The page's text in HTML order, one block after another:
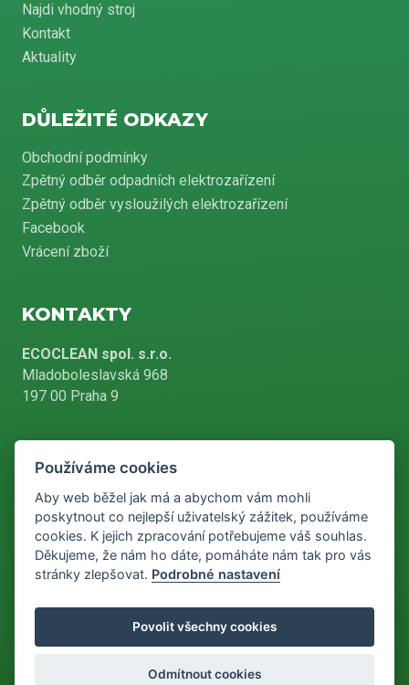
Najdi vhodný stroj
Kontakt
Aktuality
DŮLEŽITÉ ODKAZY
Obchodní podmínky
Zpětný odběr odpadních elektrozařízení
Zpětný odběr vysloužilých elektrozařízení
Facebook
Vrácení zboží
KONTAKTY
ECOCLEAN spol. s.r.o.
Mladoboleslavská 968
197 00 Praha 9
+420 226 804 900
info@ecoclean-praha.cz
Podle zákona o evidenci tržeb je prodávající povinen vystavit
kupujícímu účtenku. Zároveň je povinen zaevidovat přijatou tržbu u
správce daně online, v případě technického výpadku pak nejpozději
Používáme cookies
Aby web běžel jak má a abychom vám mohli
poskytnout co nejlepší uživatelský zážitek, používáme
cookies. K jejich zpracování potřebujeme váš souhlas.
Děkujeme, že nám ho dáte, pomáháte nám tak pro vás
stránky zlepšovat. Podrobné nastavení
Povolit všechny cookies
Odmítnout cookies